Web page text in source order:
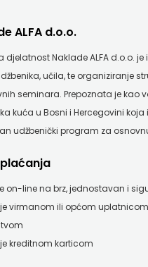
ALFA d.o.o.
djelatnost Naklade ALFA d.o.o.
učila, te organiziranje
seminara. Prepoznata je kao
kuća u Bosni i Hercegovini koja
udžbenički program za
on-line na brz, jednostavan i
virmanom ili općom
kreditnom karticom